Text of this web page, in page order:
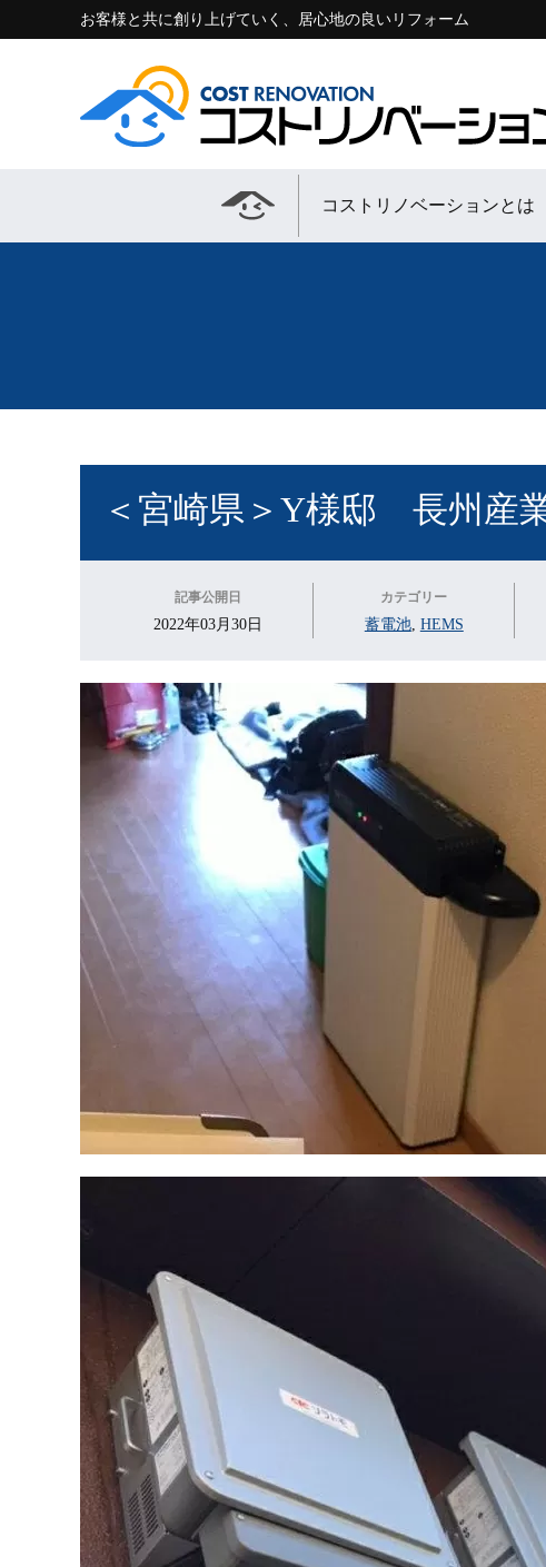
お客様と共に創り上げていく、居心地の良いリフォーム
コストリノベーションとは
＜宮崎県＞Y様邸 長州産
記事公開日
2022年03月30日
カテゴリー
蓄電池, HEMS